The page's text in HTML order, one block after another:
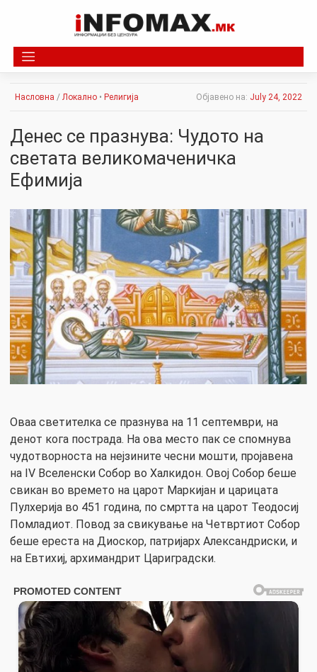
Насловна / Локално • Религија Објавено на: July 24, 2022
Денес се празнува: Чудото на
светата великомаченичка
Ефимија
Оваа светителка се празнува на 11 септември, на
денот кога пострада. На ова место пак се спомнува
чудотворноста на нејзините чесни мошти, пројавена
на IV Вселенски Собор во Халкидон. Овој Собор беше
свикан во времето на царот Маркијан и царицата
Пулхерија во 451 година, по смртта на царот Теодосиј
Помладиот. Повод за свикување на Четвртиот Собор
беше ереста на Диоскор, патријарх Александриски, и
на Евтихиј, архимандрит Цариградски.